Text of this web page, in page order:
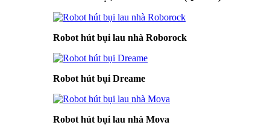
Robot hút bụi lau nhà Roborock
Robot hút bụi Dreame
Robot hút bụi lau nhà Mova